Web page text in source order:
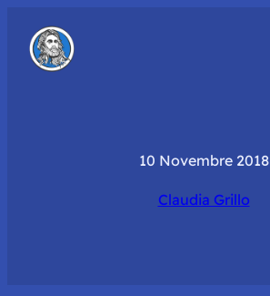
10 Novembre 2018
Claudia Grillo